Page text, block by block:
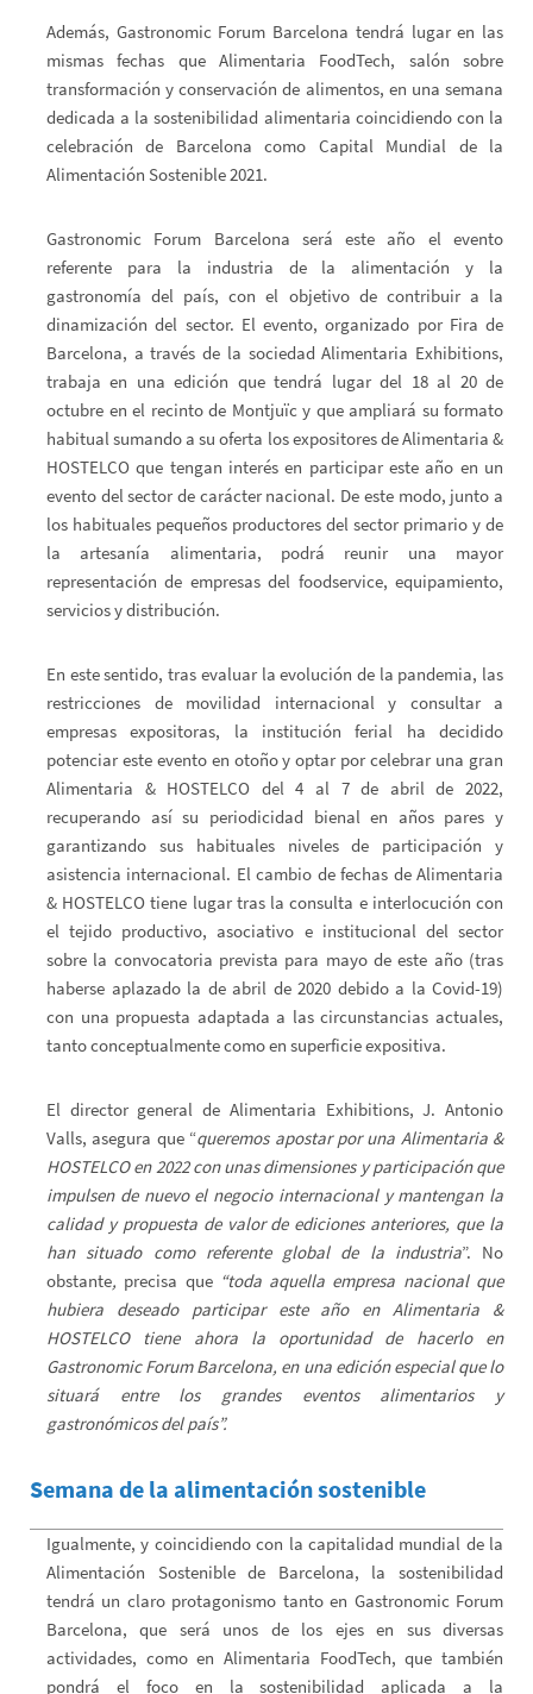
Además, Gastronomic Forum Barcelona tendrá lugar en las
mismas fechas que Alimentaria FoodTech, salón sobre
transformación y conservación de alimentos, en una semana
dedicada a la sostenibilidad alimentaria coincidiendo con la
celebración de Barcelona como Capital Mundial de la
Alimentación Sostenible 2021.
Gastronomic Forum Barcelona será este año el evento
referente para la industria de la alimentación y la
gastronomía del país, con el objetivo de contribuir a la
dinamización del sector. El evento, organizado por Fira de
Barcelona, a través de la sociedad Alimentaria Exhibitions,
trabaja en una edición que tendrá lugar del 18 al 20 de
octubre en el recinto de Montjuïc y que ampliará su formato
habitual sumando a su oferta los expositores de Alimentaria &
HOSTELCO que tengan interés en participar este año en un
evento del sector de carácter nacional. De este modo, junto a
los habituales pequeños productores del sector primario y de
la artesanía alimentaria, podrá reunir una mayor
representación de empresas del foodservice, equipamiento,
servicios y distribución.
En este sentido, tras evaluar la evolución de la pandemia, las
restricciones de movilidad internacional y consultar a
empresas expositoras, la institución ferial ha decidido
potenciar este evento en otoño y optar por celebrar una gran
Alimentaria & HOSTELCO del 4 al 7 de abril de 2022,
recuperando así su periodicidad bienal en años pares y
garantizando sus habituales niveles de participación y
asistencia internacional. El cambio de fechas de Alimentaria
& HOSTELCO tiene lugar tras la consulta e interlocución con
el tejido productivo, asociativo e institucional del sector
sobre la convocatoria prevista para mayo de este año (tras
haberse aplazado la de abril de 2020 debido a la Covid-19)
con una propuesta adaptada a las circunstancias actuales,
tanto conceptualmente como en superficie expositiva.
El director general de Alimentaria Exhibitions, J. Antonio
Valls, asegura que “queremos apostar por una Alimentaria &
HOSTELCOen 2022 con unas dimensiones y participación que
impulsen de nuevo el negocio internacional y mantengan la
calidad y propuesta de valor de ediciones anteriores, que la
han situado como referente global de la industria”. No
obstante, precisa que“todaaquella empresa nacional que
hubiera deseado participar este año en Alimentaria &
HOSTELCO tiene ahora la oportunidad de hacerlo en
Gastronomic Forum Barcelona, en una edición especial que lo
situaráentre los grandes eventos alimentarios y
gastronómicos del país”.
Semana de la alimentación sostenible
Igualmente, y coincidiendo con la capitalidad mundial de la
Alimentación Sostenible de Barcelona, la sostenibilidad
tendrá un claro protagonismo tanto en Gastronomic Forum
Barcelona, que será unos de los ejes en sus diversas
actividades, como en Alimentaria FoodTech, que también
pondrá el foco en la sostenibilidad aplicada a la